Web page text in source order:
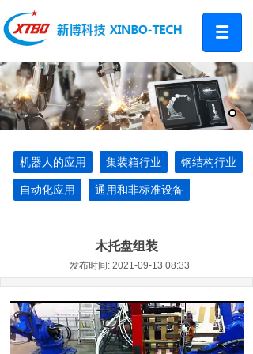
机器人的应用 集装箱行业 钢结构行业
自动化应用 通用和非标准设备
木托盘组装
发布时间: 2021-09-13 08:33